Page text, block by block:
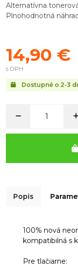
Alternatívna
Plnohodnotná
Dostupné o 2-3
14,90 €
s DPH
Popis
100% nová
kompatibilná s
Pre tlačiarne: